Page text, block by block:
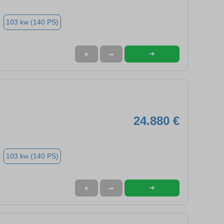
103 kw (140 PS)
★ ➦ ➜
24.880 €
103 kw (140 PS)
★ ➦ ➜